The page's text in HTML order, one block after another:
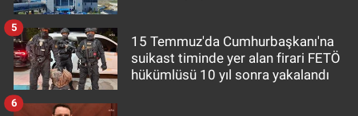
15 Temmuz'da Cumhurbaşkanı'na
suikast timinde yer alan firari FETÖ
hükümlüsü 10 yıl sonra yakalandı
5
6